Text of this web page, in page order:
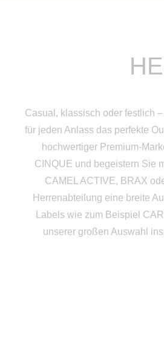
Casual, klassisch oder festlich
für jeden Anlass das perfekte
hochwertiger Premium-
CINQUE und begeistern Sie
CAMEL ACTIVE, BRAX
Herrenabteilung eine breite
Labels wie zum Beispiel
unserer großen Auswahl